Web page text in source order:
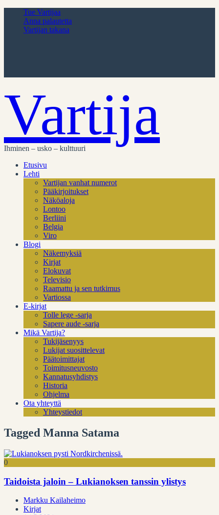
Tue Vartijaa
Anna palautetta
Vartijan takana
Vartija
Ihminen – usko – kulttuuri
Etusivu
Lehti
Vartijan vanhat numerot
Pääkirjoitukset
Näköaloja
Lontoo
Berliini
Belgia
Viro
Blogi
Näkemyksiä
Kirjat
Elokuvat
Televisio
Raamattu ja sen tutkimus
Vartiossa
E-kirjat
Tolle lege -sarja
Sapere aude -sarja
Mikä Vartija?
Tukijäsenyys
Lukijat suosittelevat
Päätoimittajat
Toimitusneuvosto
Kannatusyhdistys
Historia
Ohjelma
Ota yhteyttä
Yhteystiedot
Tagged Manna Satama
0
Taidoista jaloin – Lukianoksen tanssin ylistys
Markku Kailaheimo
Kirjat